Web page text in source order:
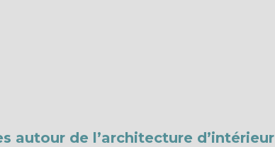
autour de l’architecture d’intérieur